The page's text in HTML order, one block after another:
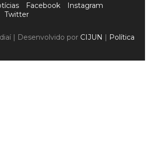
Facebook
Instagram
Twitter
| Desenvolvido por CIJUN | Política